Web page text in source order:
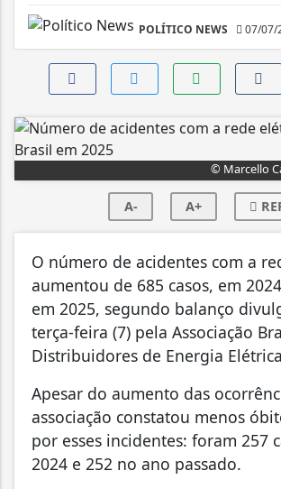
POLÍTICO NEWS 07/07/
© Marcello
A- A+
O número de acidentes com a
aumentou de 685 casos, em
em 2025, segundo balanço
terça-feira (7) pela Associação
Distribuidores de Energia
Apesar do aumento das
associação constatou menos
por esses incidentes: foram 257
2024 e 252 no ano passado.